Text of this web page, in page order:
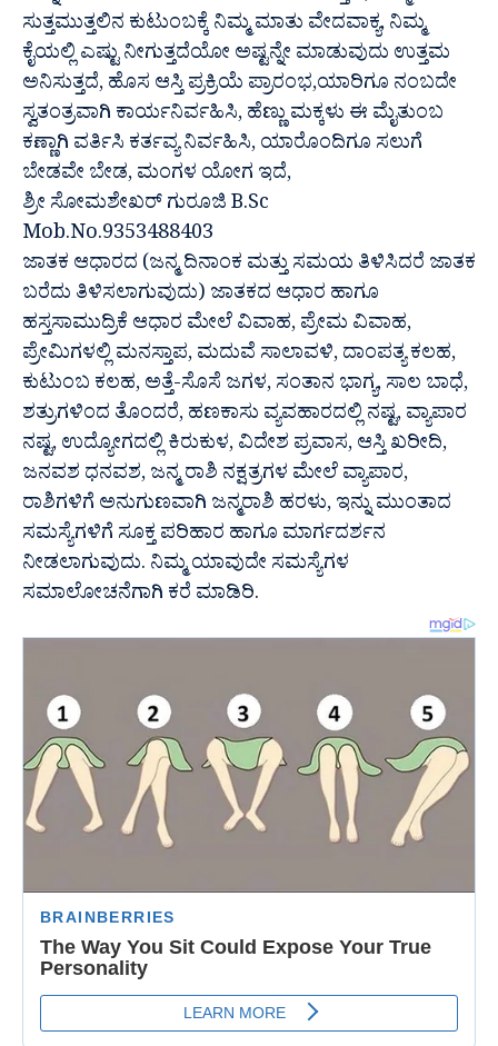
ಸುತ್ತಮುತ್ತಲಿನ ಕುಟುಂಬಕ್ಕೆ ನಿಮ್ಮ ಮಾತು ವೇದವಾಕ್ಯ, ನಿಮ್ಮ
ಕೈಯಲ್ಲಿ ಎಷ್ಟು ನೀಗುತ್ತದೆಯೋ ಅಷ್ಟನ್ನೇ ಮಾಡುವುದು ಉತ್ತಮ
ಅನಿಸುತ್ತದೆ, ಹೊಸ ಆಸ್ತಿ ಪ್ರಕ್ರಿಯೆ ಪ್ರಾರಂಭ,ಯಾರಿಗೂ ನಂಬದೇ
ಸ್ವತಂತ್ರವಾಗಿ ಕಾರ್ಯನಿರ್ವಹಿಸಿ, ಹೆಣ್ಣು ಮಕ್ಕಳು ಈ ಮೈತುಂಬ
ಕಣ್ಣಾಗಿ ವರ್ತಿಸಿ ಕರ್ತವ್ಯ ನಿರ್ವಹಿಸಿ, ಯಾರೊಂದಿಗೂ ಸಲುಗೆ
ಬೇಡವೇ ಬೇಡ, ಮಂಗಳ ಯೋಗ ಇದೆ,
ಶ್ರೀ ಸೋಮಶೇಖರ್ ಗುರೂಜಿ B.Sc
Mob.No.9353488403
ಜಾತಕ ಆಧಾರದ (ಜನ್ಮ ದಿನಾಂಕ ಮತ್ತು ಸಮಯ ತಿಳಿಸಿದರೆ ಜಾತಕ
ಬರೆದು ತಿಳಿಸಲಾಗುವುದು) ಜಾತಕದ ಆಧಾರ ಹಾಗೂ
ಹಸ್ತಸಾಮುದ್ರಿಕೆ ಆಧಾರ ಮೇಲೆ ವಿವಾಹ, ಪ್ರೇಮ ವಿವಾಹ,
ಪ್ರೇಮಿಗಳಲ್ಲಿ ಮನಸ್ತಾಪ, ಮದುವೆ ಸಾಲಾವಳಿ, ದಾಂಪತ್ಯ ಕಲಹ,
ಕುಟುಂಬ ಕಲಹ, ಅತ್ತೆ-ಸೊಸೆ ಜಗಳ, ಸಂತಾನ ಭಾಗ್ಯ, ಸಾಲ ಬಾಧೆ,
ಶತ್ರುಗಳಿಂದ ತೊಂದರೆ, ಹಣಕಾಸು ವ್ಯವಹಾರದಲ್ಲಿ ನಷ್ಟ, ವ್ಯಾಪಾರ
ನಷ್ಟ, ಉದ್ಯೋಗದಲ್ಲಿ ಕಿರುಕುಳ, ವಿದೇಶ ಪ್ರವಾಸ, ಆಸ್ತಿ ಖರೀದಿ,
ಜನವಶ ಧನವಶ, ಜನ್ಮ ರಾಶಿ ನಕ್ಷತ್ರಗಳ ಮೇಲೆ ವ್ಯಾಪಾರ,
ರಾಶಿಗಳಿಗೆ ಅನುಗುಣವಾಗಿ ಜನ್ಮರಾಶಿ ಹರಳು, ಇನ್ನು ಮುಂತಾದ
ಸಮಸ್ಯೆಗಳಿಗೆ ಸೂಕ್ತ ಪರಿಹಾರ ಹಾಗೂ ಮಾರ್ಗದರ್ಶನ
ನೀಡಲಾಗುವುದು. ನಿಮ್ಮ ಯಾವುದೇ ಸಮಸ್ಯೆಗಳ
ಸಮಾಲೋಚನೆಗಾಗಿ ಕರೆ ಮಾಡಿರಿ.